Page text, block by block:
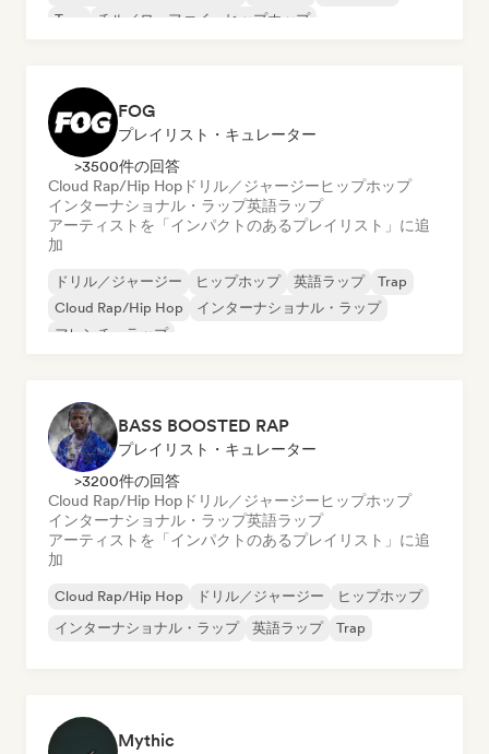
Trap
チル／ローファイ・ヒップホップ
FOG
プレイリスト・キュレーター
>3500件の回答
Cloud Rap/Hip Hop ドリル／ジャージーヒップホップ
インターナショナル・ラップ英語ラップ
アーティストを「インパクトのあるプレイリスト」に追
加
ドリル／ジャージー ヒップホップ 英語ラップ
Trap
Cloud Rap/Hip Hop
インターナショナル・ラップ
フレンチ・ラップ
BASS BOOSTED RAP
プレイリスト・キュレーター
>3200件の回答
Cloud Rap/Hip Hop ドリル／ジャージーヒップホップ
インターナショナル・ラップ英語ラップ
アーティストを「インパクトのあるプレイリスト」に追
加
Cloud Rap/Hip Hop ドリル／ジャージー
ヒップホップ
インターナショナル・ラップ
英語ラップ Trap
Mythic